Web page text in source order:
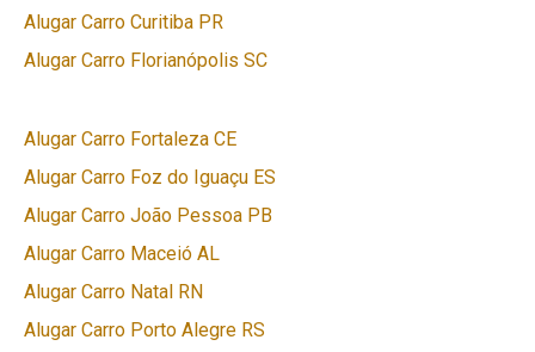
Alugar Carro Curitiba PR
Alugar Carro Florianópolis SC
Alugar Carro Fortaleza CE
Alugar Carro Foz do Iguaçu ES
Alugar Carro João Pessoa PB
Alugar Carro Maceió AL
Alugar Carro Natal RN
Alugar Carro Porto Alegre RS